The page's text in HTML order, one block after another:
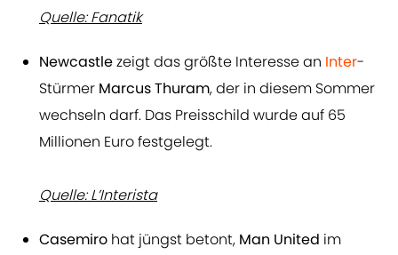
Quelle: Fanatik
Newcastlezeigt das größte Interesse an Inter-
Stürmer MarcusThuram, der in diesem Sommer
wechseln darf. Das Preisschild wurde auf 65
Millionen Euro festgelegt.
Quelle: L’Interista
Casemiro hat jüngst betont, Man United im